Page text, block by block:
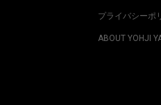
プライバシーポ
ABOUT YOHJI